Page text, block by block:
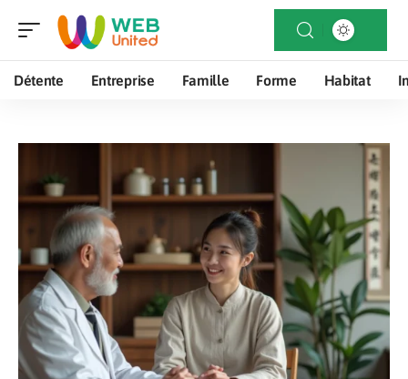
Détente Entreprise Famille Forme Habitat